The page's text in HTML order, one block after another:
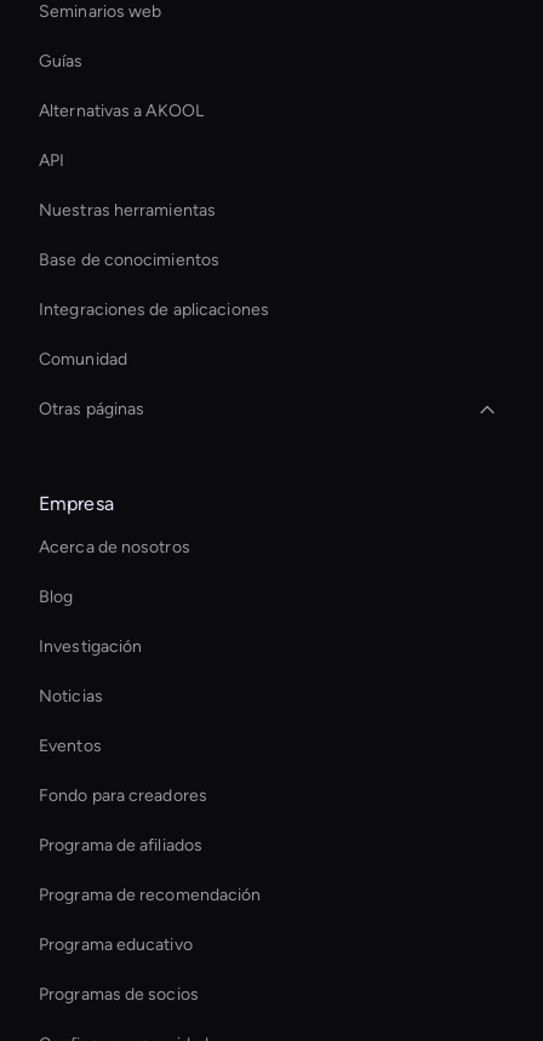
Seminarios web
Guías
Alternativas a AKOOL
API
Nuestras herramientas
Base de conocimientos
Integraciones de aplicaciones
Comunidad
Otras páginas
Ai Avatar For E-Commerce
Ai Avatar For Marketing
Streaming Ai Avatar For Youtube
Virtual Reality Avatar
Smart Ai Avatar
Ai Avatar For Advertising
Create Digital Human For Marketing Campaigns
Empresa
Acerca de nosotros
Blog
Investigación
Noticias
Eventos
Fondo para creadores
Programa de afiliados
Programa de recomendación
Programa educativo
Programas de socios